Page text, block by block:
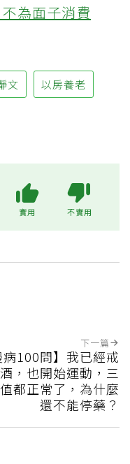
為面子消費
文 以房養老
實用 不實用
下一篇
病100問】我已經戒
，也開始運動，三
都正常了，為什麼
還不能停藥？